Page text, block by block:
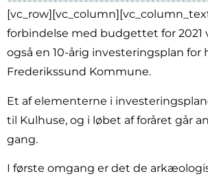
forbindelse med budgettet for 2021
også en 10-årig investeringsplan for
Frederikssund Kommune.
Et af elementerne i
til Kulhuse, og i løbet af foråret går
gang.
I første omgang er det de